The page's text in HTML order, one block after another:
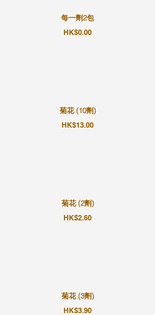
每一劑2包
HK$0.00
菊花 (10劑)
HK$13.00
菊花 (2劑)
HK$2.60
菊花 (3劑)
HK$3.90